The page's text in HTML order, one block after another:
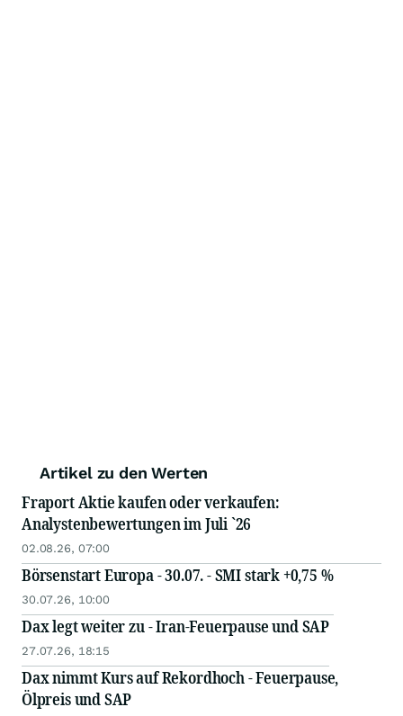
Artikel zu den Werten
Fraport Aktie kaufen oder verkaufen:
Analystenbewertungen im Juli `26
02.08.26, 07:00
Börsenstart Europa - 30.07. - SMI stark +0,75 %
30.07.26, 10:00
Dax legt weiter zu - Iran-Feuerpause und SAP
27.07.26, 18:15
Dax nimmt Kurs auf Rekordhoch - Feuerpause,
Ölpreis und SAP